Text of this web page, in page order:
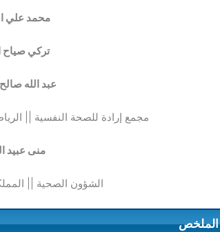
محمد علي
تركي صياح
عبد الله
مجمع إرادة للصحة النفسية ||
منى عبيد
الشؤون الصحية ||
الملخص